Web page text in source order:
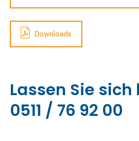
Downloads
Lassen Sie
0511 / 76 92 00